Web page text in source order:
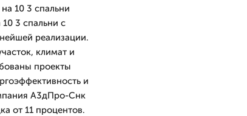
10 3 спальни
3 спальни с
реализации.
климат и
проекты
и
А3дПро-Снк
от 11 процентов.